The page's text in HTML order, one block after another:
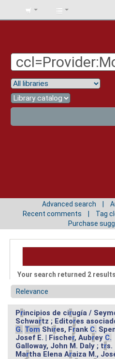
BIBLIOTECA
Advanced search
Recent comments
Tag
Purchase
Your search returned 2
Principios de cirugía /
Schwartz ; Editores
G. Tom Shires, Frank C.
Josef E. | Fischer, Aubrey C.
Galloway, John M. Daly ; trs.
Martha Elena Araiza M.,